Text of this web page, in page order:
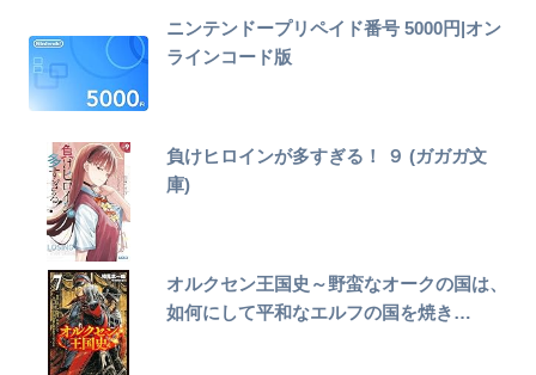
ニンテンドープリペイド番号 5000円|オン
ラインコード版
負けヒロインが多すぎる！ ９ (ガガガ文
庫)
オルクセン王国史～野蛮なオークの国は、
如何にして平和なエルフの国を焼き…